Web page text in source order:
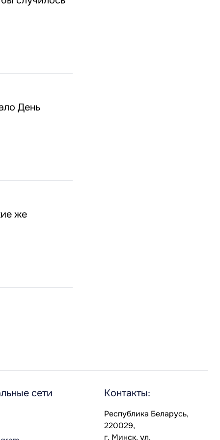
День
же
сети Контакты:
Республика Беларусь,
220029,
г. Минск, ул.